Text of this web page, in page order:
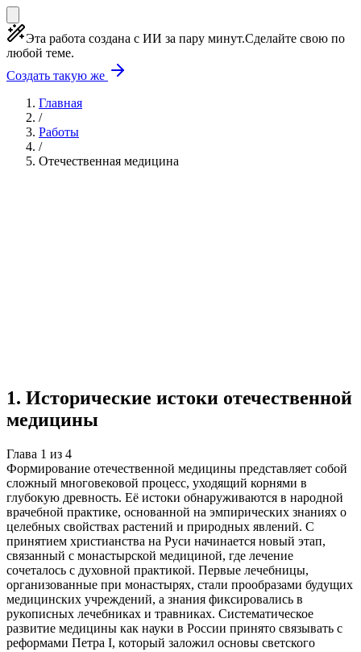
Эта работа создана с ИИ за пару минут.Сделайте свою по
любой теме.
Создать такую же
Главная
/
Работы
/
Отечественная медицина
1. Исторические истоки отечественной
медицины
Глава 1 из 4
Формирование отечественной медицины представляет собой
сложный многовековой процесс, уходящий корнями в
глубокую древность. Её истоки обнаруживаются в народной
врачебной практике, основанной на эмпирических знаниях о
целебных свойствах растений и природных явлений. С
принятием христианства на Руси начинается новый этап,
связанный с монастырской медициной, где лечение
сочеталось с духовной практикой. Первые лечебницы,
организованные при монастырях, стали прообразами будущих
медицинских учреждений, а знания фиксировались в
рукописных лечебниках и травниках. Систематическое
развитие медицины как науки в России принято связывать с
реформами Петра I, который заложил основы светского